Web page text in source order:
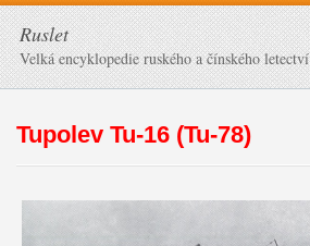
Ruslet
Velká encyklopedie ruského a čínského letectví
Tupolev Tu-16 (Tu-78)